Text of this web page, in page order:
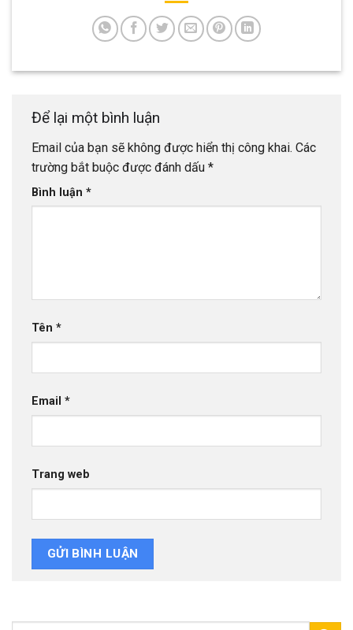
Để lại một bình luận
Email của bạn sẽ không được hiển thị công khai. Các
trường bắt buộc được đánh dấu *
Bình luận *
Tên *
Email *
Trang web